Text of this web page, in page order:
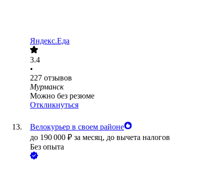
Яндекс.Еда
3.4
•
227 отзывов
Мурманск
Можно без резюме
Откликнуться
Велокурьер в своем районе
до 190 000 ₽ за месяц, до вычета налогов
Без опыта